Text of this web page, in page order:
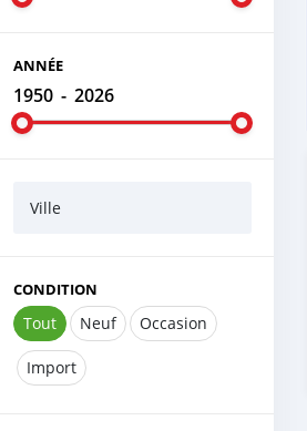
ANNÉE
1950 - 2026
Ville
CONDITION
Tout Neuf Occasion
Import